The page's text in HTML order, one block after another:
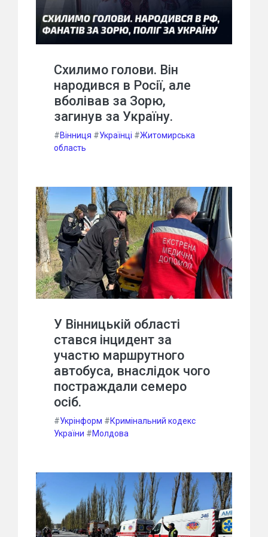
Схилимо голови. Він
народився в Росії, але
вболівав за Зорю,
загинув за Україну.
#Вінниця #Українці #Житомирська
область
У Вінницькій області
стався інцидент за
участю маршрутного
автобуса, внаслідок чого
постраждали семеро
осіб.
#Укрінформ #Кримінальний кодекс
України #Молдова